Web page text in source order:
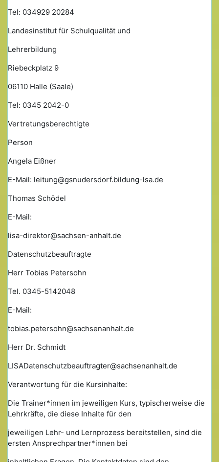
Tel: 034929 20284
Landesinstitut für Schulqualität und
Lehrerbildung
Riebeckplatz 9
06110 Halle (Saale)
Tel: 0345 2042-0
Vertretungsberechtigte
Person
Angela Eißner
E-Mail: leitung@gsnudersdorf.bildung-lsa.de
Thomas Schödel
E-Mail:
lisa-direktor@sachsen-anhalt.de
Datenschutzbeauftragte
Herr Tobias Petersohn
Tel. 0345-5142048
E-Mail:
tobias.petersohn@sachsenanhalt.de
Herr Dr. Schmidt
LISADatenschutzbeauftragter@sachsenanhalt.de
Verantwortung für die Kursinhalte:
Die Trainer*innen im jeweiligen Kurs, typischerweise die
Lehrkräfte, die diese Inhalte für den
jeweiligen Lehr- und Lernprozess bereitstellen, sind die
ersten Ansprechpartner*innen bei